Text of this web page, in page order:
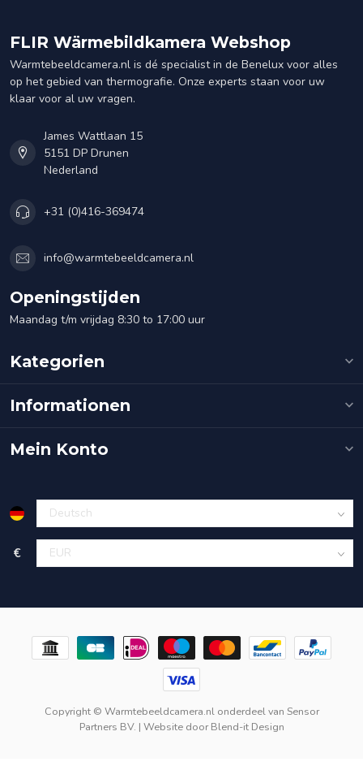
FLIR Wärmebildkamera Webshop
Warmtebeeldcamera.nl is dé specialist in de Benelux voor alles
op het gebied van thermografie. Onze experts staan voor uw
klaar voor al uw vragen.
James Wattlaan 15
5151 DP Drunen
Nederland
+31 (0)416-369474
info@warmtebeeldcamera.nl
Openingstijden
Maandag t/m vrijdag 8:30 to 17:00 uur
Kategorien
Informationen
Mein Konto
€
Copyright © Warmtebeeldcamera.nl onderdeel van Sensor
Partners BV. | Website doorBlend-it Design